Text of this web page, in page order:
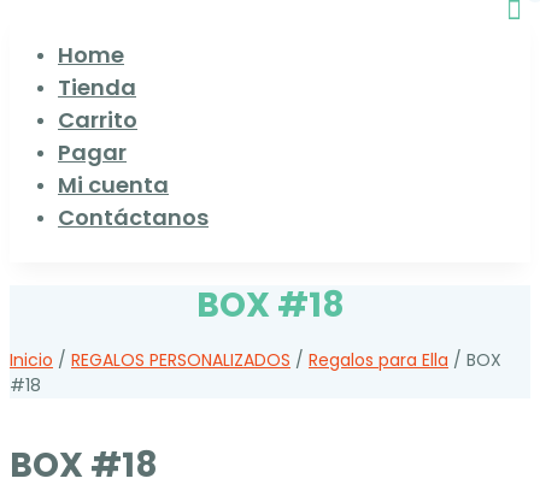
Home
Tienda
Carrito
Pagar
Mi cuenta
Contáctanos
BOX #18
Inicio / REGALOS PERSONALIZADOS / Regalos para Ella / BOX
#18
BOX #18